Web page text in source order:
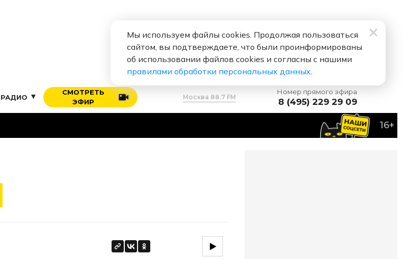
РАДИО
СМОТРЕТЬ
ЭФИР
Москва 88.7 FM
Номер прямого эфира
8 (495) 229 29 09
16+
Мы используем файлы cookies. Продолжая пользоваться
сайтом, вы подтверждаете, что были проинформированы
об использовании файлов cookies и согласны с нашими
правилами обработки персональных данных.